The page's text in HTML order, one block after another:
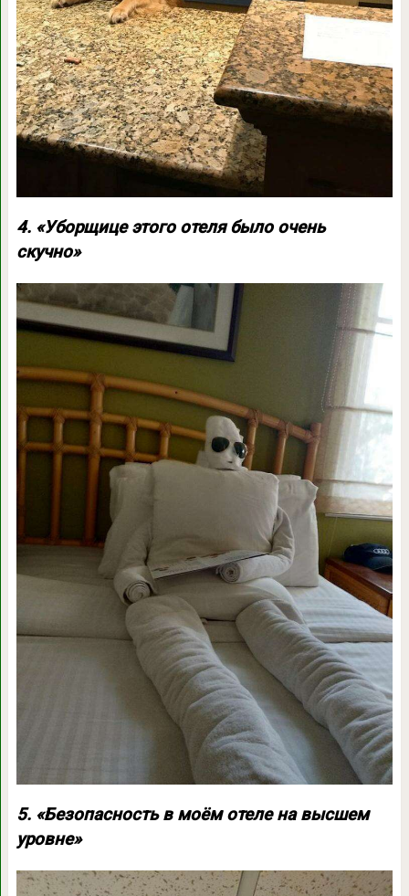
4. «Уборщице этого отеля было очень
скучно»
5. «Безопасность в моём отеле на высшем
уровне»